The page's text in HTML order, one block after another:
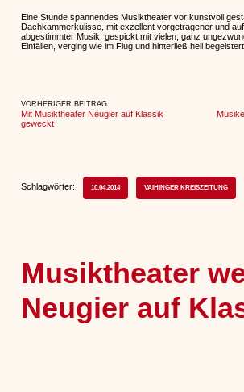
Eine Stunde spannendes Musiktheater vor kunstvoll
Dachkammerkulisse, mit exzellent vorgetragener und
abgestimmter Musik, gespickt mit vielen, ganz
Einfällen, verging wie im Flug und hinterließ hell
VORHERIGER BEITRAG
Mit Musiktheater Neugier auf Klassik
geweckt
Schlagwörter: 10.04.2014 VAIHINGER KREISZEITUNG
Musiktheater
Neugier auf